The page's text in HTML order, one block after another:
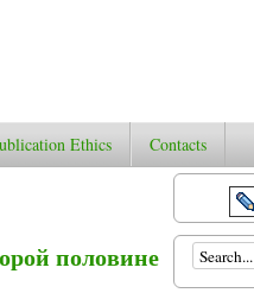
Ethics Contacts
половине